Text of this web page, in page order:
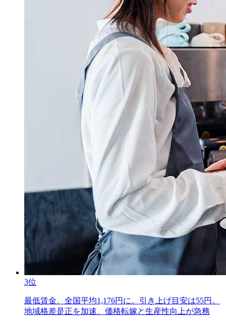
3位
最低賃金、全国平均1,176円に。引き上げ目安は55円。
地域格差是正を加速、価格転嫁と生産性向上が急務